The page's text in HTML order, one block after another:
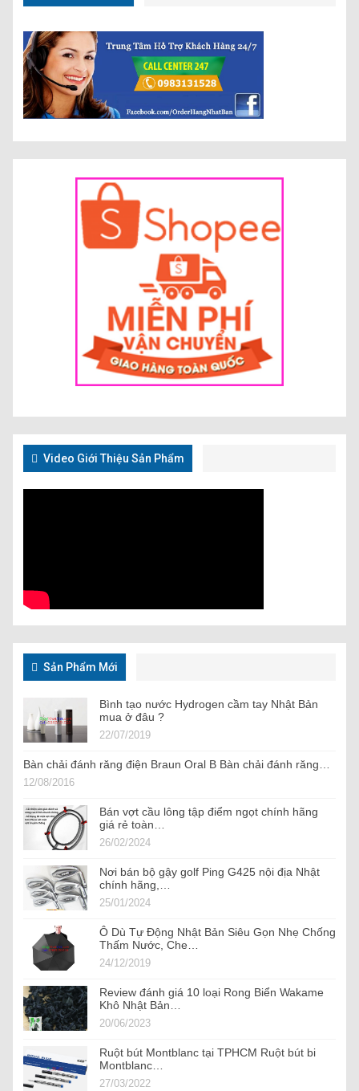
Video Giới Thiệu Sản Phẩm
Sản Phẩm Mới
Bình tạo nước Hydrogen cầm tay Nhật Bản
mua ở đâu ?
22/07/2019
Bàn chải đánh răng điện Braun Oral B Bàn chải đánh răng…
12/08/2016
Bán vợt cầu lông tập điểm ngọt chính hãng
giá rẻ toàn…
26/02/2024
Nơi bán bộ gậy golf Ping G425 nội địa Nhật
chính hãng,…
25/01/2024
Ô Dù Tự Động Nhật Bản Siêu Gọn Nhẹ Chống
Thấm Nước, Che…
24/12/2019
Review đánh giá 10 loại Rong Biển Wakame
Khô Nhật Bản…
20/06/2023
Ruột bút Montblanc tại TPHCM Ruột bút bi
Montblanc…
27/03/2022